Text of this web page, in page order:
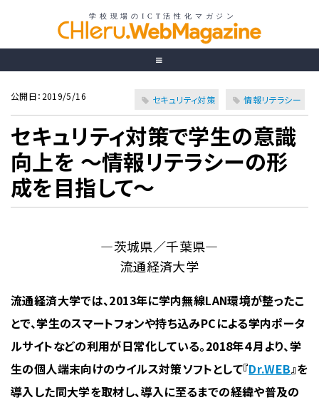
公開日：2019/5/16 セキュリティ対策 情報リテラシー
セキュリティ対策で学生の意識
向上を ～情報リテラシーの形
成を目指して～
―茨城県／千葉県―
流通経済大学
流通経済大学では、2013年に学内無線LAN環境が整ったこ
とで、学生のスマートフォンや持ち込みPCによる学内ポータ
ルサイトなどの利用が日常化している。2018年４月より、学
生の個人端末向けのウイルス対策ソフトとして『Dr.WEB』を
導入した同大学を取材し、導入に至るまでの経緯や普及の